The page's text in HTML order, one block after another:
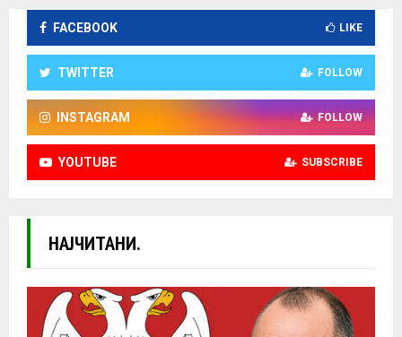
FACEBOOK LIKE
TWITTER FOLLOW
INSTAGRAM FOLLOW
YOUTUBE SUBSCRIBE
НАЈЧИТАНИ.